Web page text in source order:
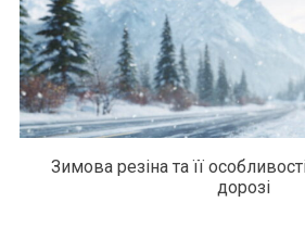
Зимова резіна та її
дорозі